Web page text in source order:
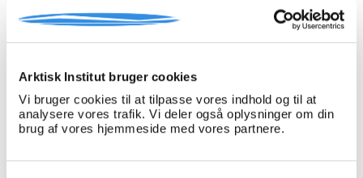
Arktisk Institut bruger cookies
Vi bruger cookies til at tilpasse vores indhold og til at
analysere vores trafik. Vi deler også oplysninger om din
brug af vores hjemmeside med vores partnere.
Arkivfond
A 049
Kjeld Thomsen
Godthåb, 1965-66.
Giver:
Accessionsdato: